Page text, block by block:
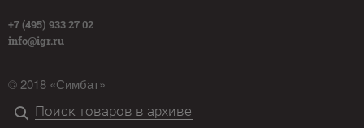
+7 (495) 933 27 02
info@igr.ru
© 2018 «Симбат»